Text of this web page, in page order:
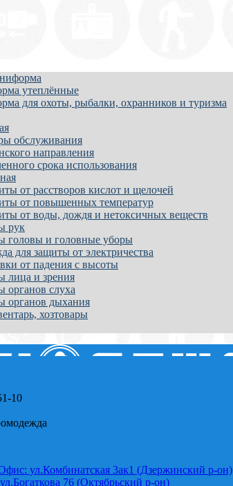
утеплённые
для охоты, рыбалки, охранников и туризма
обслуживания
направления
срока использования
от расстворов кислот и щелочей
от повышенных температур
от воды, дождя и нетоксичных веществ
рук
головы и головные уборы
для защиты от электричества
от падения с высоты
лица и зрения
органов слуха
органов дыхания
хозтовары
10
ул.Комбинатская 3ак1 (Дзержинский р-он)
76 (Октябрьский р-он)